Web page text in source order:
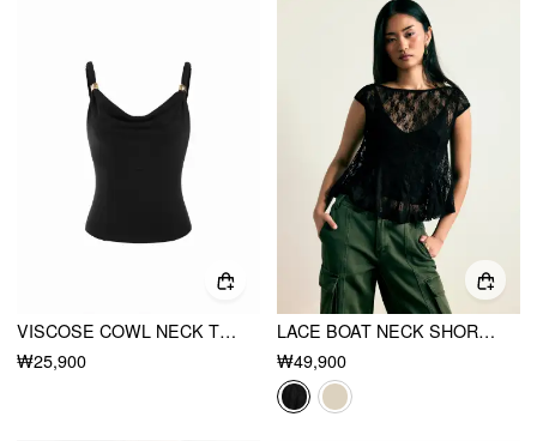
VISCOSE COWL NECK TWIST KNOTTED CAMI TOP WITH METAL DETAIL
₩25,900
LACE BOAT NECK SHORT SLEEVE BACKLESS BLOUSE & CAMI TOP SET
₩49,900